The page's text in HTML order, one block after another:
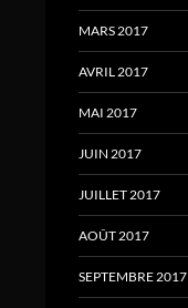
MARS 2017
AVRIL 2017
MAI 2017
JUIN 2017
JUILLET 2017
AOÛT 2017
SEPTEMBRE 2017